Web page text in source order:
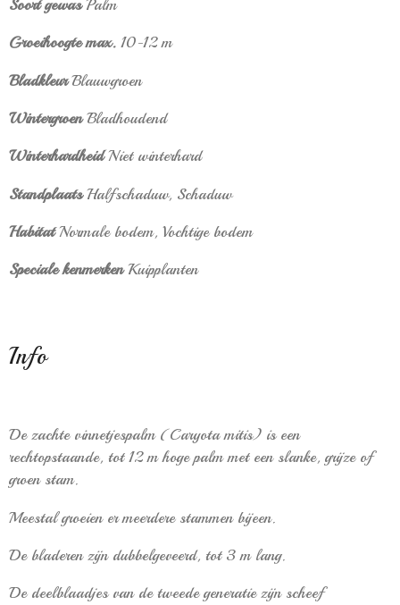
Soort gewasPalm
Groeihoogte max. 10-12 m
BladkleurBlauwgroen
WintergroenBladhoudend
WinterhardheidNiet winterhard
StandplaatsHalfschaduw, Schaduw
HabitatNormale bodem, Vochtige bodem
Speciale kenmerkenKuipplanten
Info
De zachte vinnetjespalm (Caryota mitis) is een
rechtopstaande, tot 12 m hoge palm met een slanke, grijze of
groen stam.
Meestal groeien er meerdere stammen bijeen.
De bladeren zijn dubbelgeveerd, tot 3 m lang.
De deelblaadjes van de tweede generatie zijn scheef